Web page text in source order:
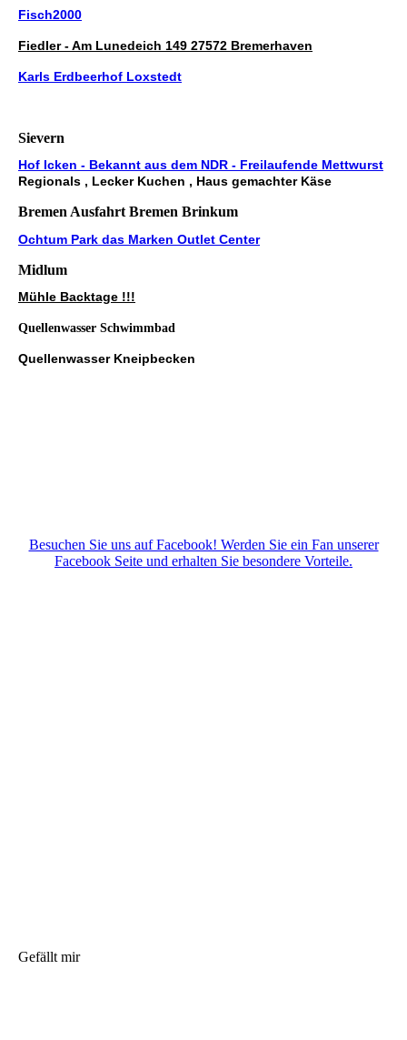
Fisch2000
Fiedler - Am Lunedeich 149 27572 Bremerhaven
Karls Erdbeerhof Loxstedt
Sievern
Hof Icken - Bekannt aus dem NDR - Freilaufende Mettwurst
Regionals , Lecker Kuchen , Haus gemachter Käse
Bremen Ausfahrt Bremen Brinkum
Ochtum Park das Marken Outlet Center
Midlum
Mühle Backtage !!!
Quellenwasser Schwimmbad
Quellenwasser Kneipbecken
Besuchen Sie uns auf Facebook! Werden Sie ein Fan unserer
Facebook Seite und erhalten Sie besondere Vorteile.
Gefällt mir